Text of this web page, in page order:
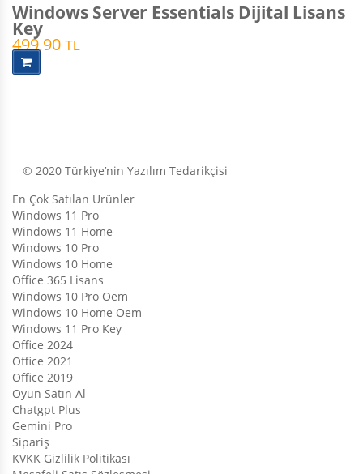
Windows Server Essentials Dijital Lisans
Key
499,90 TL
© 2020 Türkiye’nin Yazılım Tedarikçisi
En Çok Satılan Ürünler
Windows 11 Pro
Windows 11 Home
Windows 10 Pro
Windows 10 Home
Office 365 Lisans
Windows 10 Pro Oem
Windows 10 Home Oem
Windows 11 Pro Key
Office 2024
Office 2021
Office 2019
Oyun Satın Al
Chatgpt Plus
Gemini Pro
Sipariş
KVKK Gizlilik Politikası